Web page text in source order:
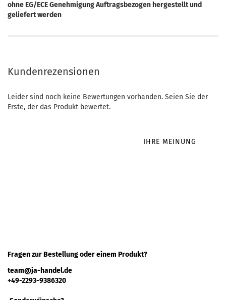
ohne EG/ECE Genehmigung Auftragsbezogen hergestellt und
geliefert werden
Kundenrezensionen
Leider sind noch keine Bewertungen vorhanden. Seien Sie der
Erste, der das Produkt bewertet.
IHRE MEINUNG
Fragen zur Bestellung oder einem Produkt?
team@ja-handel.de
+49-2293-9386320